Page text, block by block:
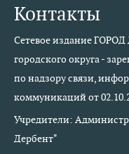
Контакты
Сетевое издание
городского округа -
по надзору связи,
коммуникаций от
Учредители:
Дербент"